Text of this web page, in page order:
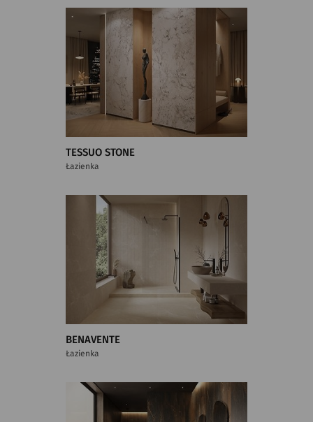
TESSUO STONE
Łazienka
BENAVENTE
Łazienka